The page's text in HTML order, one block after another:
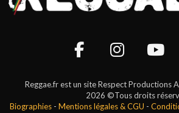
Reggae.fr est un site Respect Productions
2026 ©Tous droits
Biographies- Mentions légales & CGU -